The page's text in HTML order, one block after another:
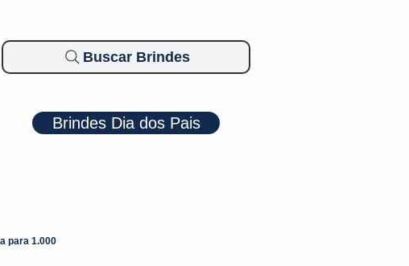
Buscar Brindes
Brindes Dia dos Pais
para 1.000